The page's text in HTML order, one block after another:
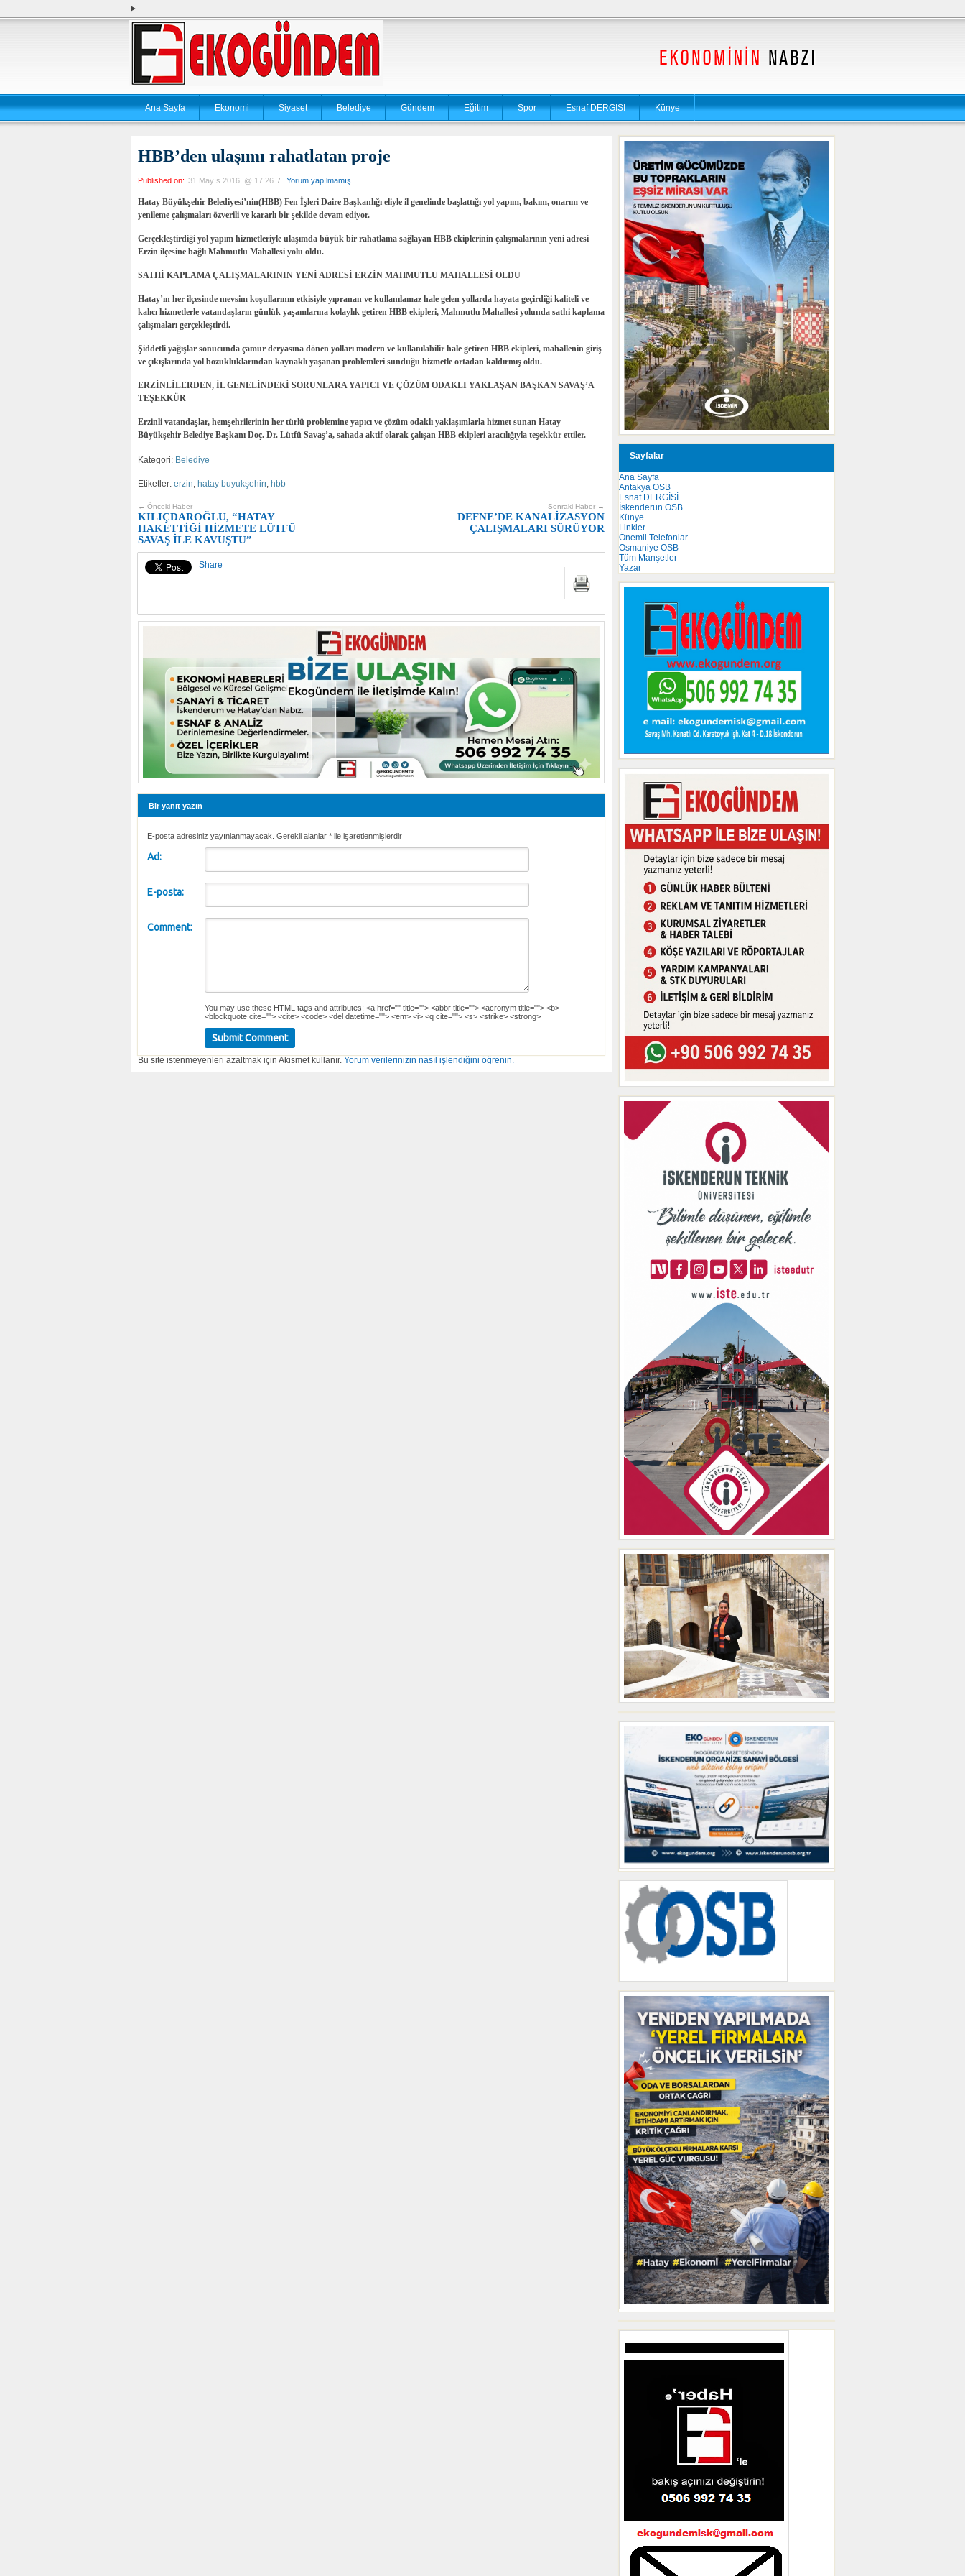
Ana Sayfa Ekonomi Siyaset Belediye Gündem Eğitim Spor Esnaf DERGİSİ Künye
HBB’den ulaşımı rahatlatan proje
Published on: 31 Mayıs 2016, @ 17:26 / Yorum yapılmamış
Hatay Büyükşehir Belediyesi’nin(HBB) Fen İşleri Daire Başkanlığı eliyle il genelinde başlattığı yol yapım, bakım, onarım ve
yenileme çalışmaları özverili ve kararlı bir şekilde devam ediyor.
Gerçekleştirdiği yol yapım hizmetleriyle ulaşımda büyük bir rahatlama sağlayan HBB ekiplerinin çalışmalarının yeni adresi
Erzin ilçesine bağlı Mahmutlu Mahallesi yolu oldu.
SATHİ KAPLAMA ÇALIŞMALARININ YENİ ADRESİ ERZİN MAHMUTLU MAHALLESİ OLDU
Hatay’ın her ilçesinde mevsim koşullarının etkisiyle yıpranan ve kullanılamaz hale gelen yollarda hayata geçirdiği kaliteli ve
kalıcı hizmetlerle vatandaşların günlük yaşamlarına kolaylık getiren HBB ekipleri, Mahmutlu Mahallesi yolunda sathi kaplama
çalışmaları gerçekleştirdi.
Şiddetli yağışlar sonucunda çamur deryasına dönen yolları modern ve kullanılabilir hale getiren HBB ekipleri, mahallenin giriş
ve çıkışlarında yol bozukluklarından kaynaklı yaşanan problemleri sunduğu hizmetle ortadan kaldırmış oldu.
ERZİNLİLERDEN, İL GENELİNDEKİ SORUNLARA YAPICI VE ÇÖZÜM ODAKLI YAKLAŞAN BAŞKAN SAVAŞ’A
TEŞEKKÜR
Erzinli vatandaşlar, hemşehrilerinin her türlü problemine yapıcı ve çözüm odaklı yaklaşımlarla hizmet sunan Hatay
Büyükşehir Belediye Başkanı Doç. Dr. Lütfü Savaş’a, sahada aktif olarak çalışan HBB ekipleri aracılığıyla teşekkür ettiler.
Kategori: Belediye
Etiketler: erzin, hatay buyukşehirr, hbb
Sonraki Haber →
DEFNE’DE KANALİZASYON
ÇALIŞMALARI SÜRÜYOR
← Önceki Haber
KILIÇDAROĞLU, “HATAY
HAKETTİĞİ HİZMETE LÜTFÜ
SAVAŞ İLE KAVUŞTU”
Share
Bir yanıt yazın
E-posta adresiniz yayınlanmayacak. Gerekli alanlar * ile işaretlenmişlerdir
Ad:
E-posta:
Comment:
You may use these HTML tags and attributes: <a href="" title=""> <abbr title=""> <acronym title=""> <b>
<blockquote cite=""> <cite> <code> <del datetime=""> <em> <i> <q cite=""> <s> <strike> <strong>
Bu site istenmeyenleri azaltmak için Akismet kullanır. Yorum verilerinizin nasıl işlendiğini öğrenin.
Sayfalar
Ana Sayfa
Antakya OSB
Esnaf DERGİSİ
İskenderun OSB
Künye
Linkler
Önemli Telefonlar
Osmaniye OSB
Tüm Manşetler
Yazar